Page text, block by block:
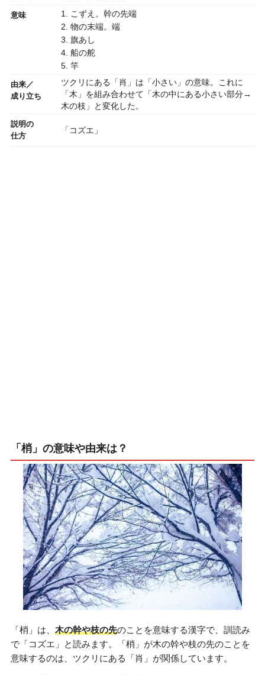
意味
1. こずえ。幹の先端
2. 物の末端。端
3. 旗あし
4. 船の舵
5. 竿
由来／
成り立ち
ツクリにある「肖」は「小さい」の意味。これに
「木」を組み合わせて「木の中にある小さい部分→
木の枝」と変化した。
説明の
仕方
「コズエ」
「梢」の意味や由来は？
「梢」は、 木の幹や枝の先のことを意味する漢字で、訓読み
で「コズエ」と読みます。「梢」が木の幹や枝の先のことを
意味するのは、ツクリにある「肖」が関係しています。